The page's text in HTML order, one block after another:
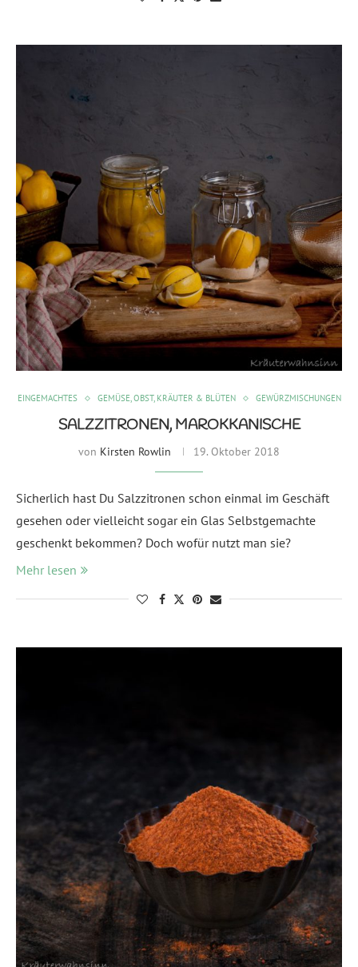
EINGEMACHTES GEMÜSE, OBST, KRÄUTER & BLÜTEN GEWÜRZMISCHUNGEN
SALZZITRONEN, MAROKKANISCHE
von Kirsten Rowlin 19. Oktober 2018
Sicherlich hast Du Salzzitronen schon einmal im Geschäft
gesehen oder vielleicht sogar ein Glas Selbstgemachte
geschenkt bekommen? Doch wofür nutzt man sie?
Mehr lesen